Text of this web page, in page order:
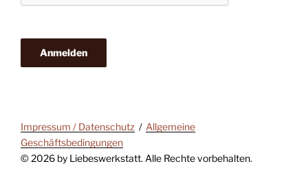
Anmelden
Impressum / Datenschutz
Allgemeine
Geschäftsbedingungen
© 2026 by Liebeswerkstatt. Alle Rechte vorbehalten.